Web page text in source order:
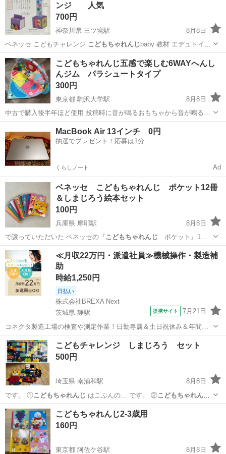
ンジ 人気
700円
神奈川県 三ツ境駅
8月8日
ベネッセ こどもチャレンジ こどもちゃれんじ baby 教材 エデュトイ
ベ…
神奈川 横浜市 三ツ境駅 おもちゃ ベネッセ
こどもちゃれんじ五感で楽しむ6WAYへんし
んジム パラシュートタイプ
300円
東京都 駒沢大学駅
8月8日
中古で購入後半年ほど使用 投稿時に音が鳴るおもちゃから音が鳴るこ
とは確認済み 平日深夜か土日祝日に引き取り可能な方でお願いします
世田谷区 駒沢大学駅 ベビー用品
MacBook Air 13インチ 0円
抽選でプレゼント！応募は1分
くらしノート Ad
ベネッセ こどもちゃれんじ ポケット12冊
＆しまじろう絵本セット
100円
兵庫県 摩耶駅
8月8日
で譲っていただいた ベネッセの『こどもちゃれんじ ポケット』1年
分（12冊）と …
兵庫 神戸市 摩耶駅 キッズ用品
≪月収22万円・派遣社員≫機械操作・製造補
助
時給1,250円
日払い
株式会社BREXA Next
茨城県 静駅
提携サイト 7月21日
コネクタ製造工場の検査や測定作業！日勤専属＆土日祝休み＆年間休
日128日★クリーンルーム内作業★マイカー通勤OK＆無料駐車場あり
★就業先食堂利用可！日払い制度あり！《茨城県常陸大宮市》 人気の
工場のお仕事 ◇コネクタ製造工...
茨城 常陸大宮市
こどもチャレンジ しまじろう セット
500円
埼玉県 南浦和駅
8月8日
です。 ①こどもちゃれんじ はこぶんの… です。 ②こどもちゃれん
じぽけっと … ワード···こどもちゃれんじキャラクタ…
埼玉 さいたま市 南浦和駅 キッズ用品
こどもちゃれんじ2-3歳用
160円
東京都 阿佐ケ谷駅
8月8日